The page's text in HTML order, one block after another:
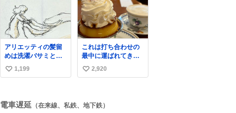
も香水は、髪や肌の
手入れと同じくら
い、ヴィクトリア朝
の女性達の美容習慣
に欠かせないものだ
った。 当時の香水
は、現在私たちが知
る香水よりも単純な
組成で、その大部分
数
ね
数
アリエッティの髪留
めは洗濯バサミと記
述されることが多い
ですが、もっと小さ
使いやすいように強
度を調整してあるは
い
数
1,199
これは打ち合わせの
最中に運ばれてきて
私の理性を根こそぎ
奪い去ったプリンの
い
数
2,920
電車遅延 （在来線、私鉄、地下鉄）